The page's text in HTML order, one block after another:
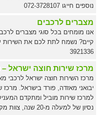
נוספים חייגו 072-3728107
מצברים לרכבים
אנו מומחים בכל סוגי מצברים
3921336
מרכז שירות חוצה ישראל
מרכז השירות חוצה ישראל לרכבי
יבואני מאזדה, פורד בישראל.
למרכז שירות מוביל ומתקדם
נסיון של למעלה מ-20 שנה, צוות מקצועי, יחס אישי ואמינות מעל הכל...